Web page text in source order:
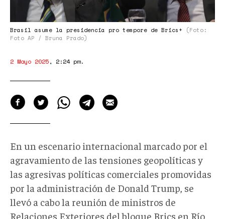
BRICS+
Brasil asume la presidencia pro tempore de Brics+
(Foto:
Foto AP / Bruna Prado)
2 Mayo 2025, 2:24 pm.
En un escenario internacional marcado por el
agravamiento de las tensiones geopolíticas y
las agresivas políticas comerciales promovidas
por la administración de Donald Trump, se
llevó a cabo la reunión de ministros de
Relaciones Exteriores del bloque Brics en Río